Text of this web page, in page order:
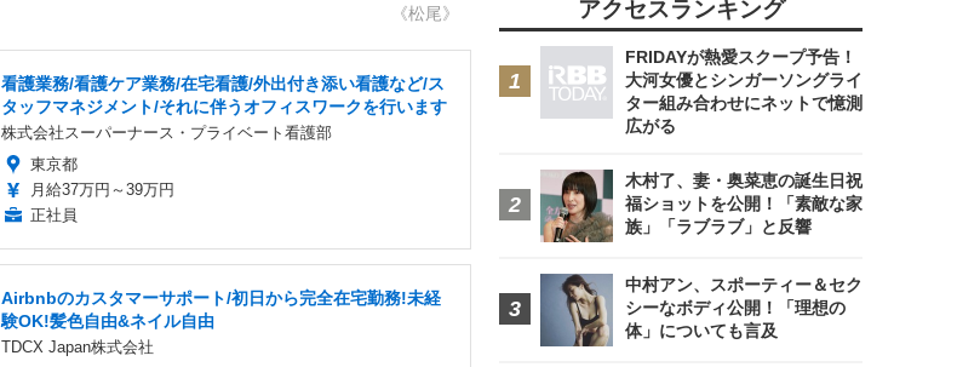
《松尾》
看護業務/看護ケア業務/在宅看護/外出付き添い看護など/ス
タッフマネジメント/それに伴うオフィスワークを行います
株式会社スーパーナース・プライベート看護部
東京都
月給37万円～39万円
正社員
Airbnbのカスタマーサポート/初日から完全在宅勤務!未経
験OK!髪色自由&ネイル自由
TDCX Japan株式会社
アクセスランキング
FRIDAYが熱愛スクープ予告！
大河女優とシンガーソングライ
ター組み合わせにネットで憶測
広がる
木村了、妻・奥菜恵の誕生日祝
福ショットを公開！「素敵な家
族」「ラブラブ」と反響
中村アン、スポーティー＆セク
シーなボディ公開！「理想の
体」についても言及